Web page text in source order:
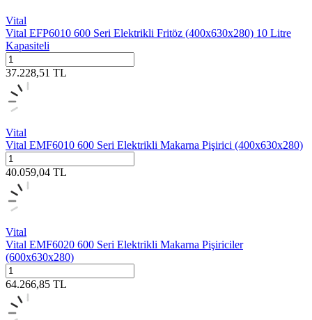
Vital
Vital EFP6010 600 Seri Elektrikli Fritöz (400x630x280) 10 Litre
Kapasiteli
37.228,51 TL
Vital
Vital EMF6010 600 Seri Elektrikli Makarna Pişirici (400x630x280)
40.059,04 TL
Vital
Vital EMF6020 600 Seri Elektrikli Makarna Pişiriciler
(600x630x280)
64.266,85 TL